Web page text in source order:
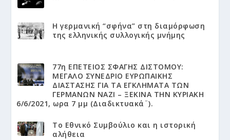
Η γερμανική “σφήνα” στη διαμόρφωση
της ελληνικής συλλογικής μνήμης
77η ΕΠΕΤΕΙΟΣ ΣΦΑΓΗΣ ΔΙΣΤΟΜΟΥ:
ΜΕΓΑΛΟ ΣΥΝΕΔΡΙΟ ΕΥΡΩΠΑΙΚΗΣ
ΔΙΑΣΤΑΣΗΣ ΓΙΑ ΤΑ ΕΓΚΛΗΜΑΤΑ ΤΩΝ
ΓΕΡΜΑΝΩΝ ΝΑΖΙ – ΞΕΚΙΝΑ ΤΗΝ ΚΥΡΙΑΚΗ
6/6/2021, ωρα 7 μμ (Διαδικτυακά¨).
Το Εθνικό Συμβούλιο και η ιστορική
αλήθεια